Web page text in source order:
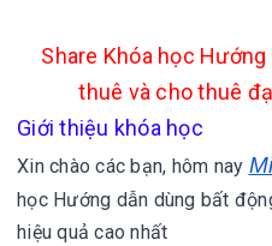
Share Khóa học
thuê và cho thuê
Giới thiệu khóa học
Xin chào các bạn, hôm nay
học Hướng dẫn dùng bất
hiệu quả cao nhất